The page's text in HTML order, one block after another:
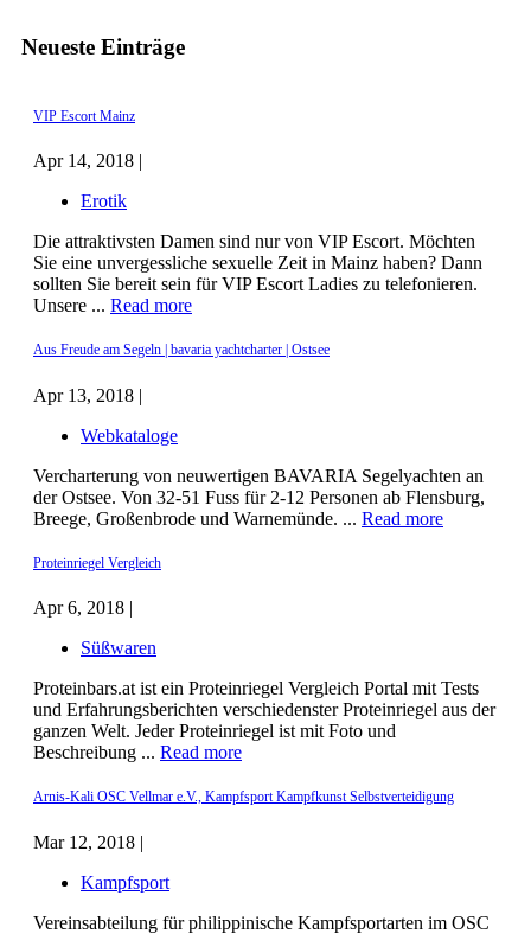
Neueste Einträge
VIP Escort Mainz
Apr 14, 2018 |
Erotik
Die attraktivsten Damen sind nur von VIP Escort. Möchten
Sie eine unvergessliche sexuelle Zeit in Mainz haben? Dann
sollten Sie bereit sein für VIP Escort Ladies zu telefonieren.
Unsere ... Read more
Aus Freude am Segeln | bavaria yachtcharter | Ostsee
Apr 13, 2018 |
Webkataloge
Vercharterung von neuwertigen BAVARIA Segelyachten an
der Ostsee. Von 32-51 Fuss für 2-12 Personen ab Flensburg,
Breege, Großenbrode und Warnemünde. ... Read more
Proteinriegel Vergleich
Apr 6, 2018 |
Süßwaren
Proteinbars.at ist ein Proteinriegel Vergleich Portal mit Tests
und Erfahrungsberichten verschiedenster Proteinriegel aus der
ganzen Welt. Jeder Proteinriegel ist mit Foto und
Beschreibung ... Read more
Arnis-Kali OSC Vellmar e.V., Kampfsport Kampfkunst Selbstverteidigung
Mar 12, 2018 |
Kampfsport
Vereinsabteilung für philippinische Kampfsportarten im OSC